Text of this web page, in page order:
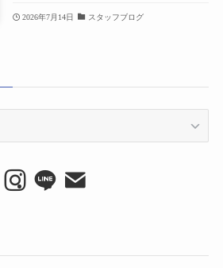
2026年7月14日 スタッフブログ